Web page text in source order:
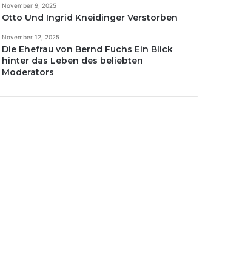
November 9, 2025
Otto Und Ingrid Kneidinger Verstorben
November 12, 2025
Die Ehefrau von Bernd Fuchs Ein Blick
hinter das Leben des beliebten
Moderators